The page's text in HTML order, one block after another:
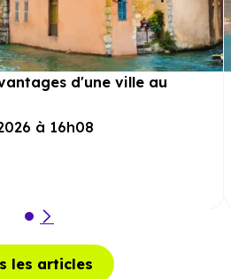
d'une ville au
à 16h08
les articles